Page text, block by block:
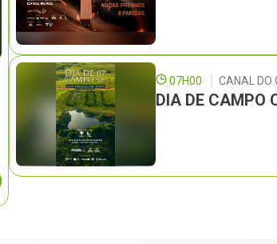
07H00 CANAL DO
DIA DE CAMPO